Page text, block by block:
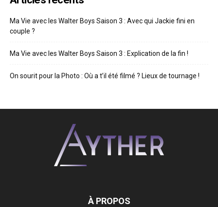
Ma Vie avec les Walter Boys Saison 3 : Avec qui Jackie fini en
couple ?
Ma Vie avec les Walter Boys Saison 3 : Explication de la fin !
On sourit pour la Photo : Où a t’il été filmé ? Lieux de tournage !
À PROPOS